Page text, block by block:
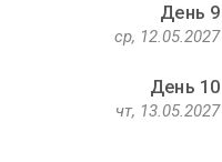
День 9
ср, 12.05.2027
День 10
чт, 13.05.2027